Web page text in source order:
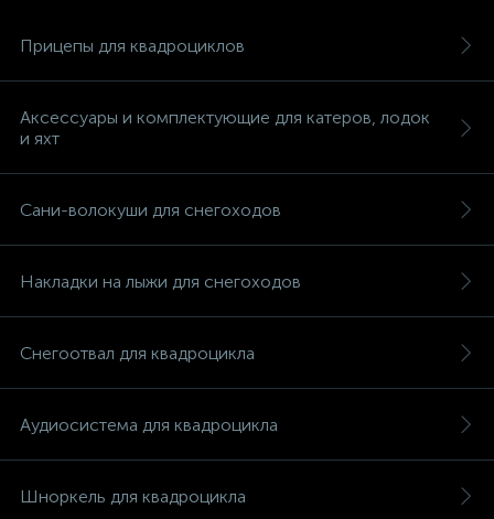
Прицепы для квадроциклов
Аксессуары и комплектующие для катеров, лодок
и яхт
Сани-волокуши для снегоходов
Накладки на лыжи для снегоходов
Снегоотвал для квадроцикла
Аудиосистема для квадроцикла
Шноркель для квадроцикла